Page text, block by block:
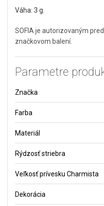
Váha: 3 g.
SOFIA je autorizovaným
značkovom balení.
Parametre
Značka
Farba
Materiál
Rýdzosť striebra
Veľkosť prívesku Charmista
Dekorácia